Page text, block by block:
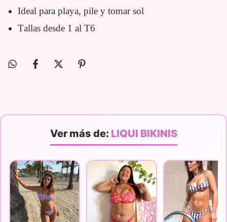
Ideal para playa, pile y tomar sol
Tallas desde 1 al T6
Ver más de: LIQUI BIKINIS